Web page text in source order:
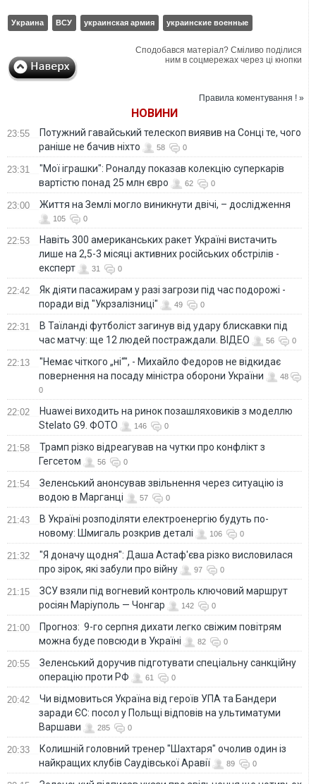
Украина ВСУ украинская армия украинские военные
Сподобався матеріал? Сміливо поділися
ним в соцмережах через ці кнопки
Правила коментування ! »
НОВИНИ
23:55
Потужний гавайський телескоп виявив на Сонці те, чого
раніше не бачив ніхто
58 0
23:31
"Мої іграшки": Роналду показав колекцію суперкарів
вартістю понад 25 млн євро
62 0
23:00 Життя на Землі могло виникнути двічі, – дослідження
105 0
22:53
Навіть 300 американських ракет Україні вистачить
лише на 2,5-3 місяці активних російських обстрілів -
експерт
31 0
22:42
Як діяти пасажирам у разі загрози під час подорожі -
поради від "Укрзалізниці"
49 0
22:31
В Таїланді футболіст загинув від удару блискавки під
час матчу: ще 12 людей постраждали. ВІДЕО
56 0
22:13
"Немає чіткого „ні“", - Михайло Федоров не відкидає
повернення на посаду міністра оборони України
48
0
22:02
Huawei виходить на ринок позашляховиків з моделлю
Stelato G9. ФОТО
146 0
21:58
Трамп різко відреагував на чутки про конфлікт з
Гегсетом
56 0
21:54
Зеленський анонсував звільнення через ситуацію із
водою в Марганці
57 0
21:43
В Україні розподіляти електроенергію будуть по-
новому: Шмигаль розкрив деталі
106 0
21:32
"Я доначу щодня": Даша Астаф'єва різко висловилася
про зірок, які забули про війну
97 0
21:15
ЗСУ взяли під вогневий контроль ключовий маршрут
росіян Маріуполь — Чонгар
142 0
21:00
Прогноз: 9-го серпня дихати легко свіжим повітрям
можна буде повсюди в Україні
82 0
20:55
Зеленський доручив підготувати спеціальну санкційну
операцію проти РФ
61 0
20:42
Чи відмовиться Україна від героїв УПА та Бандери
заради ЄС: посол у Польщі відповів на ультиматуми
Варшави
285 0
20:33
Колишній головний тренер "Шахтаря" очолив один із
найкращих клубів Саудівської Аравії
89 0